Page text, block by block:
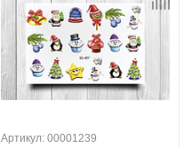
Артикул: 00001239